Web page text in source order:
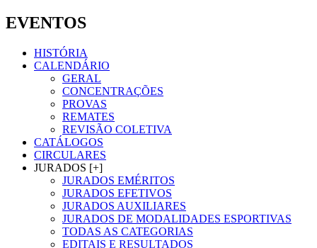
EVENTOS
HISTÓRIA
CALENDÁRIO
GERAL
CONCENTRAÇÕES
PROVAS
REMATES
REVISÃO COLETIVA
CATÁLOGOS
CIRCULARES
JURADOS [+]
JURADOS EMÉRITOS
JURADOS EFETIVOS
JURADOS AUXILIARES
JURADOS DE MODALIDADES ESPORTIVAS
TODAS AS CATEGORIAS
EDITAIS E RESULTADOS